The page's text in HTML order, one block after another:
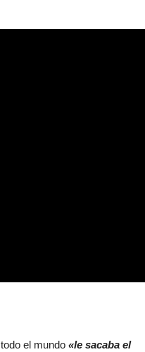
el mundo «le sacaba el